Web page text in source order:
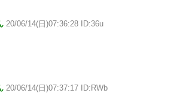
20/06/14(日)07:36:28 ID:36u
20/06/14(日)07:37:17 ID:RWb